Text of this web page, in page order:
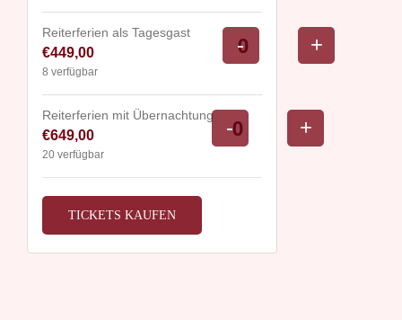
Reiterferien als Tagesgast
€449,00
8 verfügbar
Verringern
der
Ticketanzahl
für
Reiterferien
-Anzahl
Erhöhe
die
für
+
Reiterferien mit Übernachtung
€649,00
20 verfügbar
Verringern
der
Ticketanzahl
mit
-Anzahl
Erhöhe
die
+
TICKETS KAUFEN